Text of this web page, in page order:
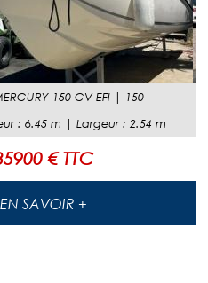
150 CV EFI |
150
: 6.45m | Largeur: 2.54 m
€ TTC
EN SAVOIR +